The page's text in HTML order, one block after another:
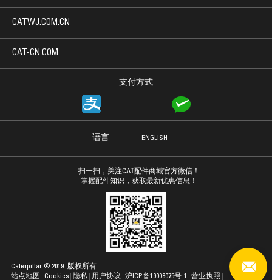
支付方式
CATWJ.COM.CN
CAT-CN.COM
语言 ENGLISH
扫一扫，关注CAT配件商城官方微信！
掌握配件知识，获取最新优惠信息！
站点地图 Cookies 隐私 用户协议
Caterpillar © 2019. 版权所有.
沪ICP备19008075号-1
营业执照